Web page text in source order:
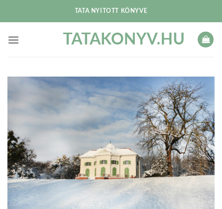
TATA NYITOTT KÖNYVE
TATAKONYV.HU